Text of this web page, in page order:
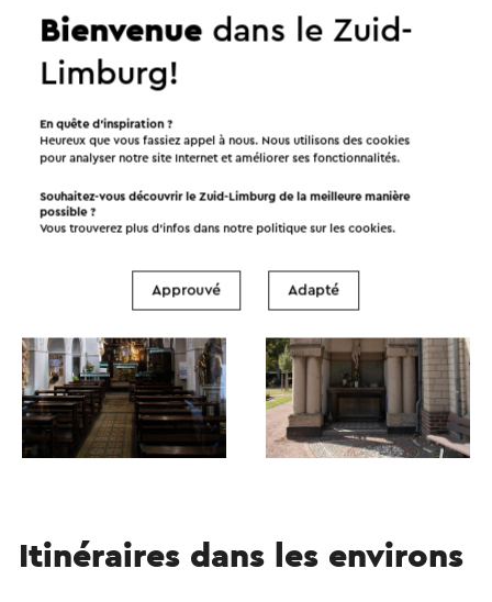
construite vers 1196 comme église de monastère
pour les religieuses cisterciennes.
développe de plus en plus comme lieu de
pèlerinage. Dans l'église se trouvent la statue de
grâce d'une vierge gothique primitive de 1350,
une remarquable chaire et un magnifique crucifix.
L'église de pèlerinage est l'un des joyaux religieux
de la vallée de la Roer.
Ce texte a été traduit automatiquement à l'aide d'un service
de traduction en ligne.
Itinéraires dans les environs
Bienvenuedans le Zuid-
Limburg!
En quête d’inspiration ?
Heureux que vous fassiez appel à nous. Nous utilisons des cookies
pour analyser notre site Internet et améliorer ses fonctionnalités.
Souhaitez-vous découvrir le Zuid-Limburg de la meilleure manière
possible ?
Vous trouverez plus d’infos dans notre politique sur lescookies.
Approuvé Adapté